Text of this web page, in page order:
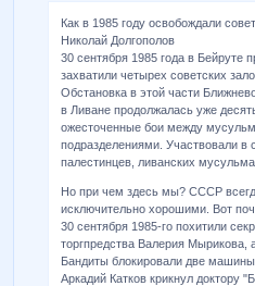
Как в 1985 году освобождали
Николай Долгополов
30 сентября 1985 года в
захватили четырех советских
Обстановка в этой части
в Ливане продолжалась уже
ожесточенные бои между
подразделениями. Участвовали в
палестинцев, ливанских
Но при чем здесь мы? СССР
исключительно хорошими. Вот
30 сентября 1985-го похитили
торгпредства Валерия Мырикова,
Бандиты блокировали две
Аркадий Катков крикнул доктору